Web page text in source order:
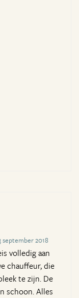
september 2018
volledig aan
chauffeur, die
te zijn. De
schoon. Alles